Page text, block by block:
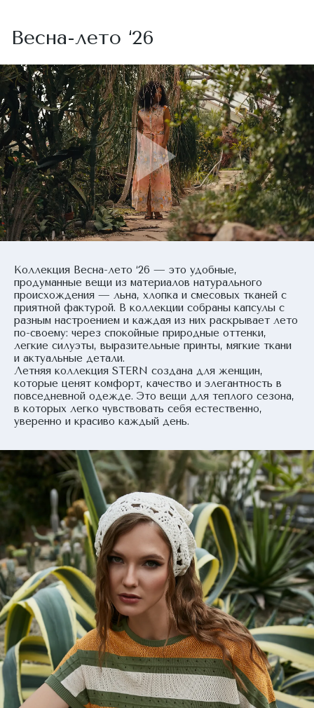
Весна-лето ‘26
Коллекция Весна-лето ‘26 — это удобные,
продуманные вещи из материалов натурального
происхождения — льна, хлопка и смесовых тканей с
приятной фактурой. В коллекции собраны капсулы с
разным настроением и каждая из них раскрывает лето
по-своему: через спокойные природные оттенки,
легкие силуэты, выразительные принты, мягкие ткани
и актуальные детали.
Летняя коллекция STERN создана для женщин,
которые ценят комфорт, качество и элегантность в
повседневной одежде. Это вещи для теплого сезона,
в которых легко чувствовать себя естественно,
уверенно и красиво каждый день.